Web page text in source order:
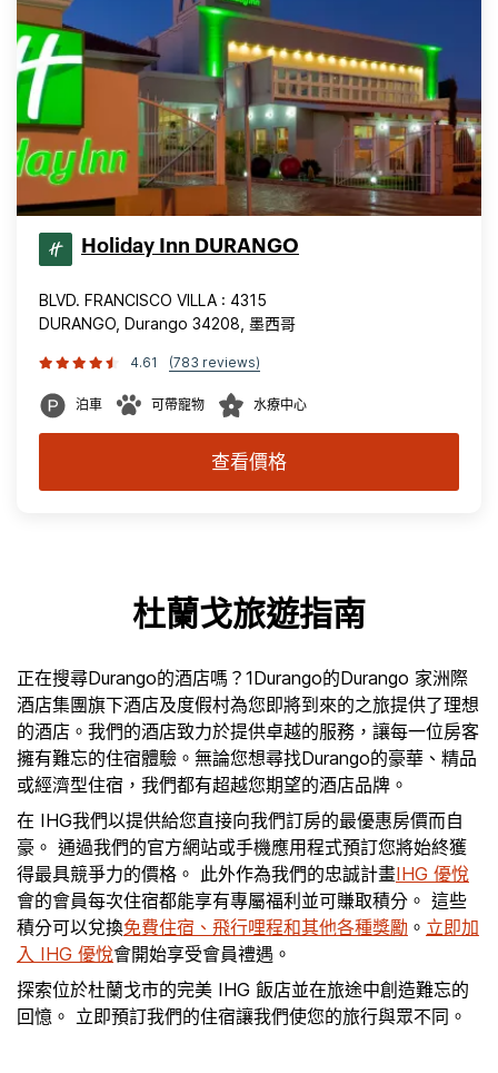
Holiday Inn DURANGO
BLVD. FRANCISCO VILLA : 4315
DURANGO, Durango 34208, 墨西哥
4.61 (783 reviews)
泊車 可帶寵物 水療中心
查看價格
杜蘭戈旅遊指南
正在搜尋Durango的酒店嗎？1Durango的Durango 家洲際
酒店集團旗下酒店及度假村為您即將到來的之旅提供了理想
的酒店。我們的酒店致力於提供卓越的服務，讓每一位房客
擁有難忘的住宿體驗。無論您想尋找Durango的豪華、精品
或經濟型住宿，我們都有超越您期望的酒店品牌。
在 IHG我們以提供給您直接向我們訂房的最優惠房價而自
豪。 通過我們的官方網站或手機應用程式預訂您將始終獲
得最具競爭力的價格。 此外作為我們的忠誠計畫IHG 優悅
會的會員每次住宿都能享有專屬福利並可賺取積分。 這些
積分可以兌換免費住宿、飛行哩程和其他各種獎勵 。 立即加
入 IHG 優悅會開始享受會員禮遇。
探索位於杜蘭戈市的完美 IHG 飯店並在旅途中創造難忘的
回憶。 立即預訂我們的住宿讓我們使您的旅行與眾不同。